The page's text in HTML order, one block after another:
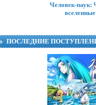
Человек-паук:
вселенные
ПОСЛЕДНИЕ